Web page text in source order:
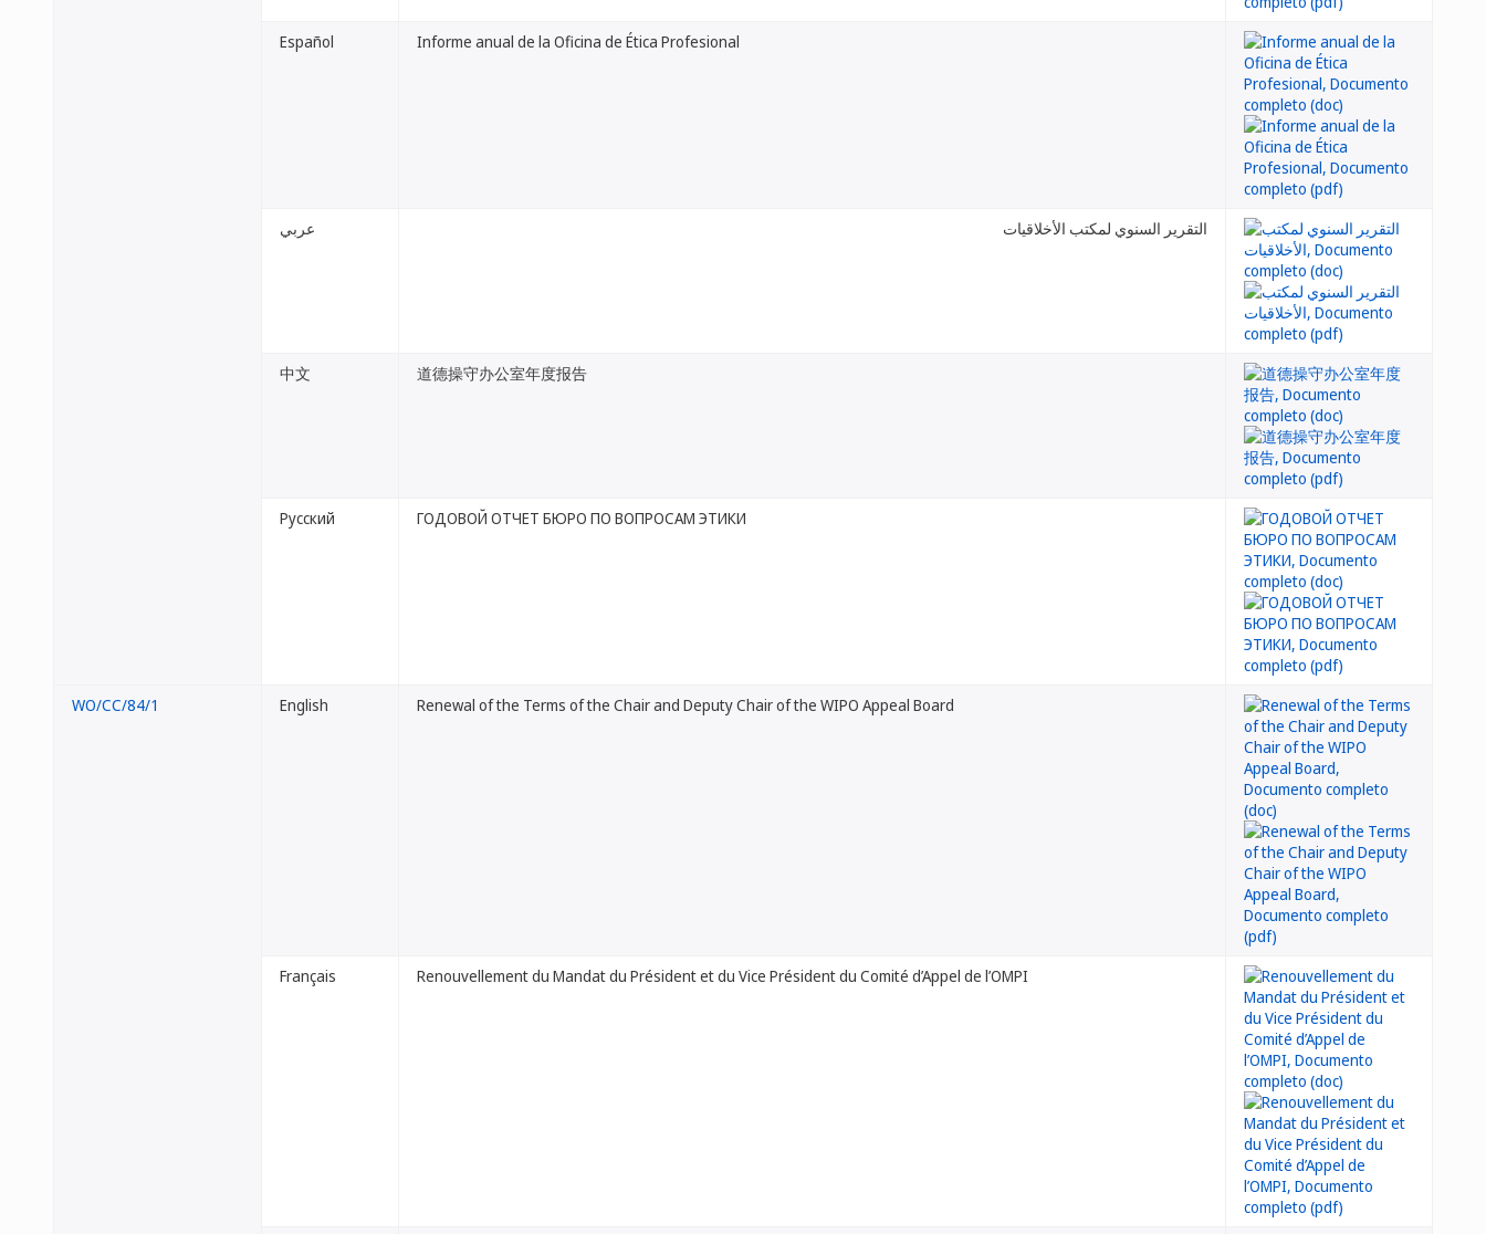
Español Informe anual de la Oficina de Ética Profesional
عربي التقرير السنوي لمكتب الأخلاقيات
中文 道德操守办公室年度报告
Русский ГОДОВОЙ ОТЧЕТ БЮРО ПО ВОПРОСАМ ЭТИКИ
WO/CC/84/1 English Renewal of the Terms of the Chair and Deputy Chair of the WIPO Appeal Board
Français Renouvellement du Mandat du Président et du Vice Président du Comité d’Appel de l’OMPI